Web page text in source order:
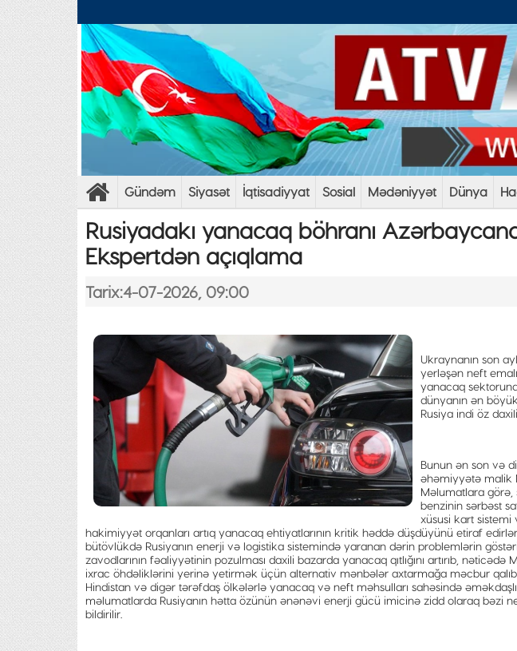
Gündəm Siyasət İqtisadiyyat Sosial Mədəniyyət Dünya
Rusiyadakı yanacaq böhranı
Ekspertdən açıqlama
Tarix:4-07-2026, 09:00
Ukraynanın son
yerləşən neft
yanacaq
dünyanın ən
Rusiya indi öz
Bunun ən son və
əhəmiyyətə malik
Məlumatlara
benzinin sərbəst
xüsusi kart sistemi
hakimiyyət orqanları artıq yanacaq ehtiyatlarının kritik həddə düşdüyünü etiraf
bütövlükdə Rusiyanın enerji və logistika sistemində yaranan dərin problemlərin
zavodlarının fəaliyyətinin pozulması daxili bazarda yanacaq qıtlığını artırıb,
ixrac öhdəliklərini yerinə yetirmək üçün alternativ mənbələr axtarmağa məcbur
Hindistan və digər tərəfdaş ölkələrlə yanacaq və neft məhsulları sahəsində
məlumatlarda Rusiyanın hətta özünün ənənəvi enerji gücü imicinə zidd olaraq bəzi neft
bildirilir.